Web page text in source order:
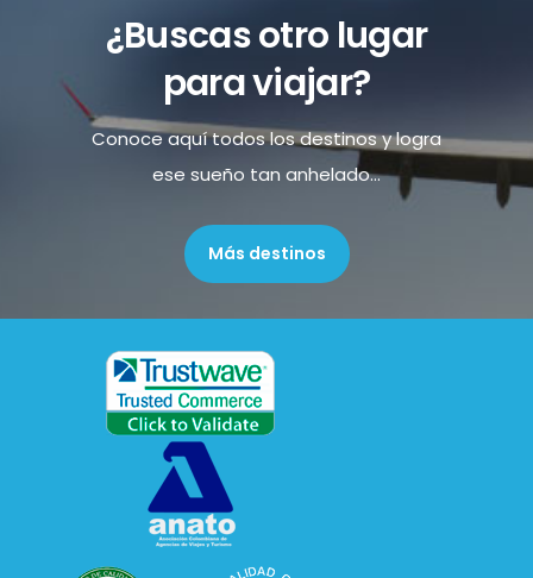
¿Buscas otro lugar
para viajar?
Conoce aquí todos los destinos y logra
ese sueño tan anhelado...
Más destinos